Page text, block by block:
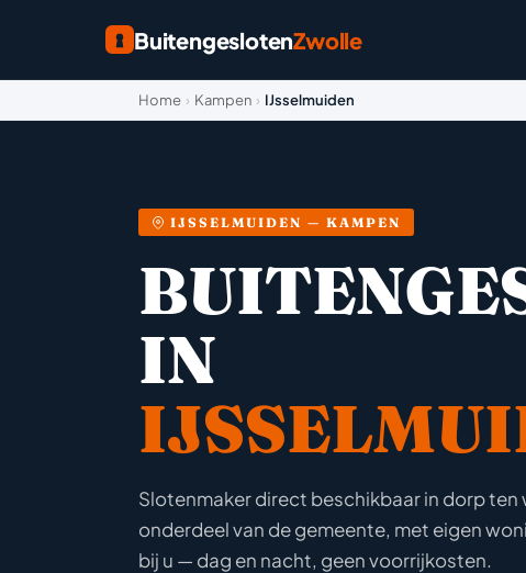
BuitengeslotenZwolle
Home › Kampen › IJsselmuiden
IJSSELMUIDEN — KAMPEN
IN
Slotenmaker direct beschikbaar in dorp ten
onderdeel van de gemeente, met eigen
bij u — dag en nacht, geen voorrijkosten.